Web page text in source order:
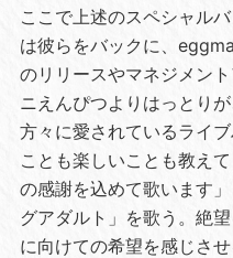
ここで上述のスペシャル
は彼らをバックに、
のリリースやマネジメン
ニえんぴつよりはっとり
方々に愛されているライ
ことも楽しいことも教え
の感謝を込めて歌います
グアダルト」を歌う。絶
に向けての希望を感じさ